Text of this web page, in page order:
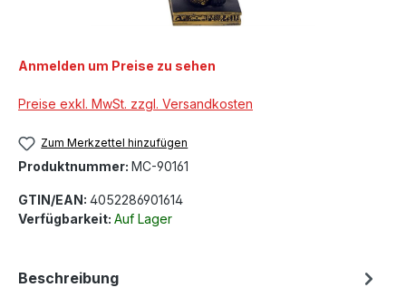
Anmelden um Preise zu sehen
Preise exkl. MwSt. zzgl. Versandkosten
Zum Merkzettel hinzufügen
Produktnummer: MC-90161
GTIN/EAN: 4052286901614
Verfügbarkeit: Auf Lager
Beschreibung